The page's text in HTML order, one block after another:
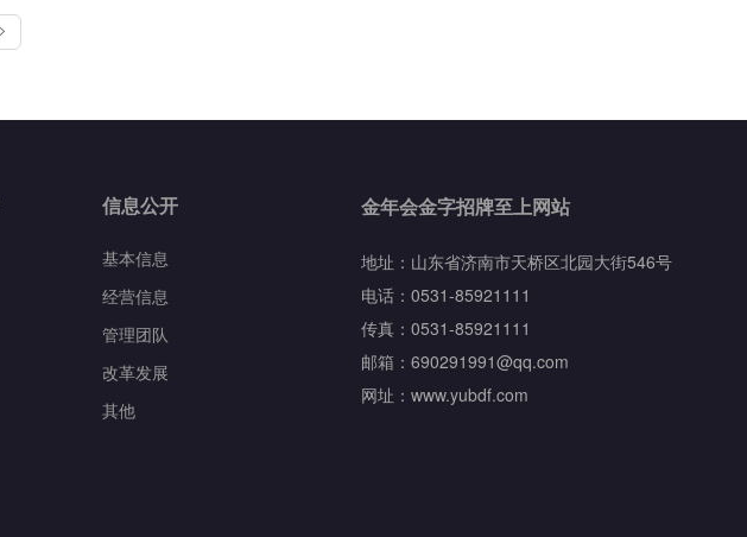
信息公开
基本信息
经营信息
管理团队
改革发展
其他
金年会金字招牌至上网站
地址：山东省济南市天桥区北园大街546号
电话：0531-85921111
传真：0531-85921111
邮箱：690291991@qq.com
网址：www.yubdf.com